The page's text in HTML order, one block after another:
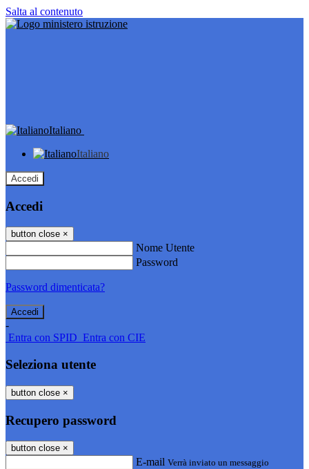
Salta al contenuto
Italiano
Italiano
Accedi
Accedi
button close ×
Nome Utente
Password
Password dimenticata?
-
Entra con SPID Entra con CIE
Seleziona utente
button close ×
Recupero password
button close ×
E-mail Verrà inviato un messaggio